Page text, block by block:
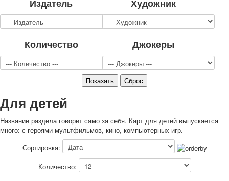
Охота и рыбалка
Армия и полиция
Недорогие колоды для игры
Юмор
8 марта
Поздравляю
С днём рождения!
Издатель Художник
Количество Джокеры
Для детей
Название раздела говорит само за себя. Карт для детей выпускается
много: с героями мультфильмов, кино, компьютерных игр.
Сортировка:
Количество: